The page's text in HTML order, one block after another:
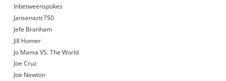
Inbetweenspokes
Jansenaztr750
Jefe Branham
Jill Homer
Jo Mama VS. The World
Joe Cruz
Joe Newton